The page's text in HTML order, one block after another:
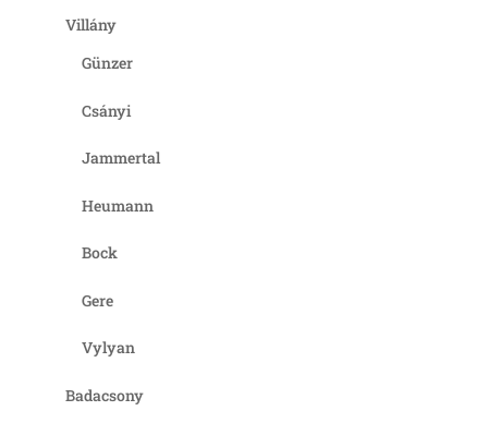
Villány
Günzer
Csányi
Jammertal
Heumann
Bock
Gere
Vylyan
Badacsony